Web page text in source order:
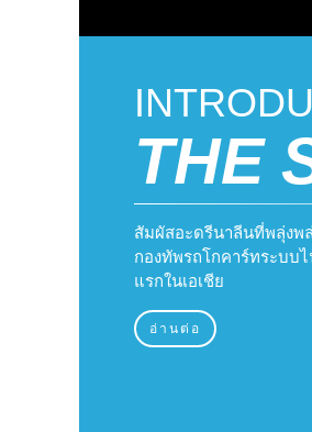
THE
สัมผัสอะดรีนาลีนที่พลุ่งพ
กองทัพรถโกคาร์ทระบบ
แรกในเอเชีย
อ่านต่อ